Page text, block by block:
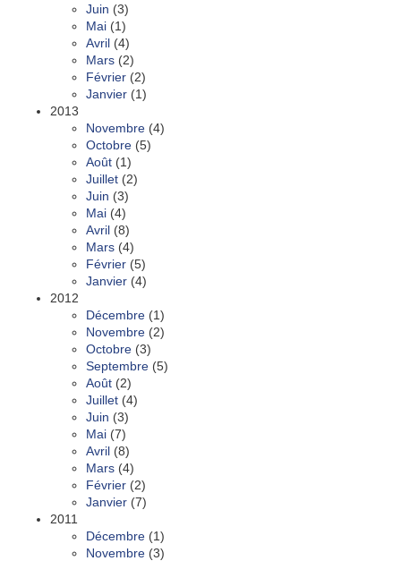
Juin (3)
Mai (1)
Avril (4)
Mars (2)
Février (2)
Janvier (1)
2013
Novembre (4)
Octobre (5)
Août (1)
Juillet (2)
Juin (3)
Mai (4)
Avril (8)
Mars (4)
Février (5)
Janvier (4)
2012
Décembre (1)
Novembre (2)
Octobre (3)
Septembre (5)
Août (2)
Juillet (4)
Juin (3)
Mai (7)
Avril (8)
Mars (4)
Février (2)
Janvier (7)
2011
Décembre (1)
Novembre (3)